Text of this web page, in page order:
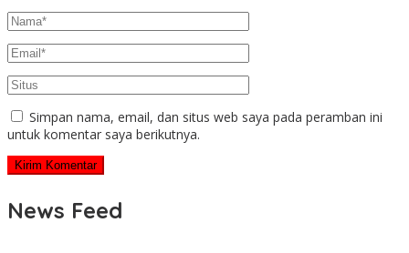
Simpan nama, email, dan situs web saya pada peramban ini
untuk komentar saya berikutnya.
News Feed